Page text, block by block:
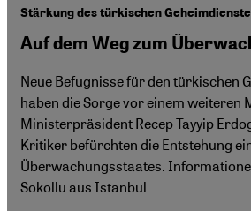
Stärkung des türkischen
Auf dem Weg zum
Neue Befugnisse für den türkischen
haben die Sorge vor einem weiteren
Ministerpräsident Recep Tayyip
Kritiker befürchten die Entstehung
Überwachungsstaates.
Sokollu aus Istanbul